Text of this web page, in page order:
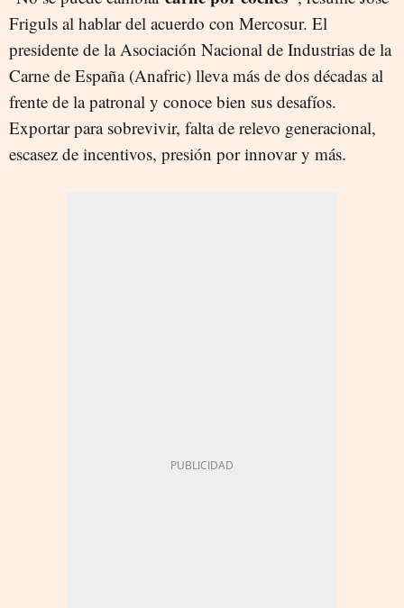
Friguls al hablar del acuerdo con Mercosur. El
presidente de la Asociación Nacional de Industrias de la
Carne de España (Anafric) lleva más de dos décadas al
frente de la patronal y conoce bien sus desafíos.
Exportar para sobrevivir, falta de relevo generacional,
escasez de incentivos, presión por innovar y más.